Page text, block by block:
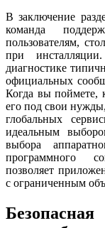
В заключение
команда
пользователям,
при
диагностике
официальных
Когда вы поймете,
его под свои
глобальных
идеальным
выбора
программного
позволяет
с ограниченным